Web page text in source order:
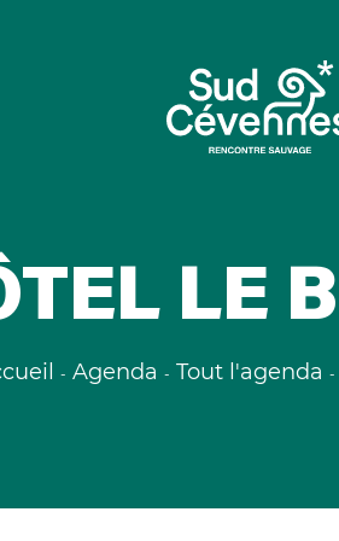
LE
Agenda Tout l'agenda